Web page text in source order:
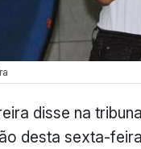
disse na
desta sexta-